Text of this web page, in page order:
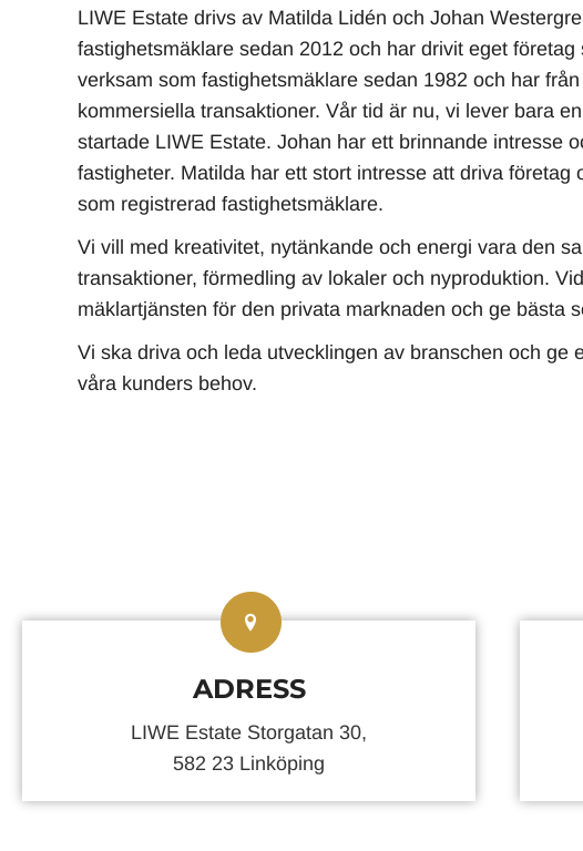
LIWE Estate drivs av Matilda Lidén och Johan
fastighetsmäklare sedan 2012 och har drivit eget
verksam som fastighetsmäklare sedan 1982 och har
kommersiella transaktioner. Vår tid är nu, vi lever bara
startade LIWE Estate. Johan har ett brinnande intresse
fastigheter. Matilda har ett stort intresse att driva företag
som registrerad fastighetsmäklare.
Vi vill med kreativitet, nytänkande och energi vara den
transaktioner, förmedling av lokaler och nyproduktion.
mäklartjänsten för den privata marknaden och ge bästa
Vi ska driva och leda utvecklingen av branschen och ge
våra kunders behov.
ADRESS
LIWE Estate Storgatan 30,
582 23 Linköping